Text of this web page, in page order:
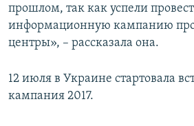
прошлом, так как успели
информационную кампанию про
центры», – рассказала она.
12 июля в Украине стартовала
кампания 2017.